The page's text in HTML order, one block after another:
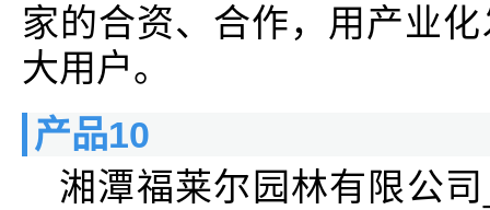
家的合资、合作，用产业
大用户。
产品10
湘潭福莱尔园林有限公